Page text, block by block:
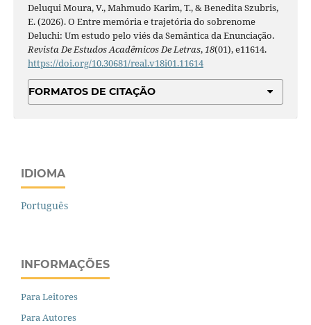
Deluqui Moura, V., Mahmudo Karim, T., & Benedita Szubris,
E. (2026). O Entre memória e trajetória do sobrenome
Deluchi: Um estudo pelo viés da Semântica da Enunciação.
Revista De Estudos Acadêmicos De Letras, 18(01), e11614.
https://doi.org/10.30681/real.v18i01.11614
FORMATOS DE CITAÇÃO
IDIOMA
Português
INFORMAÇÕES
Para Leitores
Para Autores